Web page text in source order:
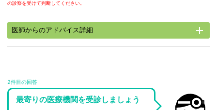
の診察を受けて判断してください。
医師からのアドバイス詳細 add
2件目の回答
最寄りの医療機関を受診しましょう